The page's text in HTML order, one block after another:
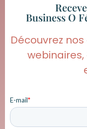
Business O
Découvrez